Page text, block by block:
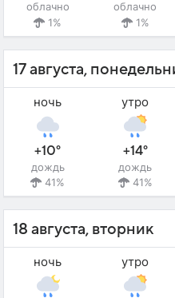
облачно
1%
облачно
1%
17 августа,
ночь
+10°
дождь
41%
утро
+14°
дождь
41%
18 августа, вторник
ночь утро